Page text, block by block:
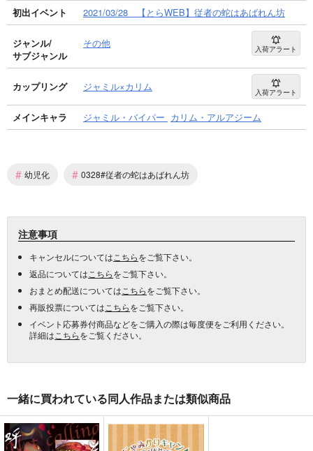
初出イベント
2021/03/28 【とらWEB】従者の蛇はあばれん坊
ジャンル/
サブジャンル
その他 入荷アラート
カップリング ジャミル×カリム 入荷アラート
メインキャラ ジャミル・バイパー カリム・アルアジーム
# 幼児化 # 0328#従者の蛇はあばれん坊
注意事項
キャンセルについては こちらをご覧下さい。
返品については こちらをご覧下さい。
おまとめ配送については こちらをご覧下さい。
再販投票については こちらをご覧下さい。
イベント応募券付商品などをご購入の際は毎度便をご利用ください。
詳細は こちらをご覧ください。
一緒に買われている同人作品または類似商品